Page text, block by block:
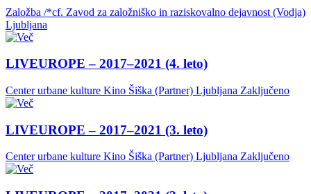
Založba /*cf. Zavod za založniško in raziskovalno dejavnost (Vodja)
Ljubljana
LIVEUROPE – 2017–2021 (4. leto)
Center urbane kulture Kino Šiška (Partner) Ljubljana Zaključeno
LIVEUROPE – 2017–2021 (3. leto)
Center urbane kulture Kino Šiška (Partner) Ljubljana Zaključeno